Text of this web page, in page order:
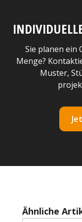
Sie planen ein
Menge?
Muster,
Produktgalerie
Ähnliche